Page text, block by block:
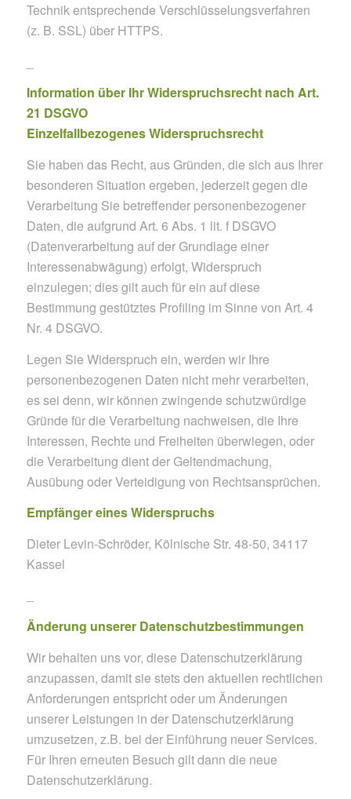
Technik entsprechende Verschlüsselungsverfahren
(z. B. SSL) über HTTPS.
Information über Ihr Widerspruchsrecht nach Art.
21 DSGVO
Einzelfallbezogenes Widerspruchsrecht
Sie haben das Recht, aus Gründen, die sich aus Ihrer
besonderen Situation ergeben, jederzeit gegen die
Verarbeitung Sie betreffender personenbezogener
Daten, die aufgrund Art. 6 Abs. 1 lit. f DSGVO
(Datenverarbeitung auf der Grundlage einer
Interessenabwägung) erfolgt, Widerspruch
einzulegen; dies gilt auch für ein auf diese
Bestimmung gestütztes Profiling im Sinne von Art. 4
Nr. 4 DSGVO.
Legen Sie Widerspruch ein, werden wir Ihre
personenbezogenen Daten nicht mehr verarbeiten,
es sei denn, wir können zwingende schutzwürdige
Gründe für die Verarbeitung nachweisen, die Ihre
Interessen, Rechte und Freiheiten überwiegen, oder
die Verarbeitung dient der Geltendmachung,
Ausübung oder Verteidigung von Rechtsansprüchen.
Empfänger eines Widerspruchs
Dieter Levin-Schröder, Kölnische Str. 48-50, 34117
Kassel
Änderung unserer Datenschutzbestimmungen
Wir behalten uns vor, diese Datenschutzerklärung
anzupassen, damit sie stets den aktuellen rechtlichen
Anforderungen entspricht oder um Änderungen
unserer Leistungen in der Datenschutzerklärung
umzusetzen, z.B. bei der Einführung neuer Services.
Für Ihren erneuten Besuch gilt dann die neue
Datenschutzerklärung.